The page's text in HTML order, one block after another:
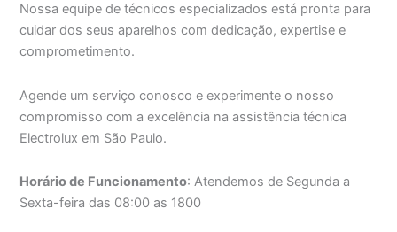
Nossa equipe de técnicos especializados está pronta para
cuidar dos seus aparelhos com dedicação, expertise e
comprometimento.
Agende um serviço conosco e experimente o nosso
compromisso com a excelência na assistência técnica
Electrolux em São Paulo.
Horário de Funcionamento: Atendemos de Segunda a
Sexta-feira das 08:00 as 1800